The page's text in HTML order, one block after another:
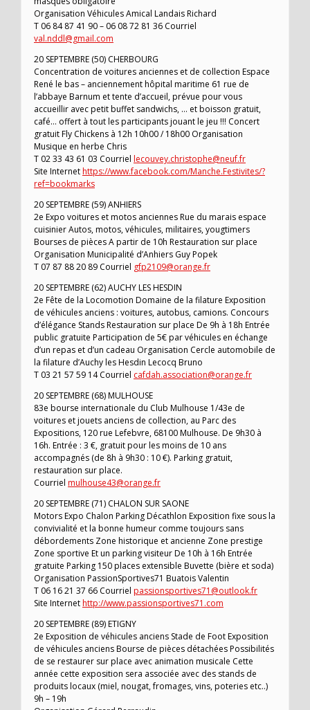
Organisation Véhicules Amical Landais Richard
T 06 84 87 41 90 – 06 08 72 81 36 Courriel
val.nddl@gmail.com
20 SEPTEMBRE (50) CHERBOURG
Concentration de voitures anciennes et de collection Espace
René le bas – anciennement hôpital maritime 61 rue de
l’abbaye Barnum et tente d’accueil, prévue pour vous
accueillir avec petit buffet sandwichs, … et boisson gratuit,
café… offert à tout les participants jouant le jeu !!! Concert
gratuit Fly Chickens à 12h 10h00 / 18h00 Organisation
Musique en herbe Chris
T 02 33 43 61 03 Courriel lecouvey.christophe@neuf.fr
Site Internethttps://www.facebook.com/Manche.Festivites/?
ref=bookmarks
20 SEPTEMBRE (59) ANHIERS
2e Expo voitures et motos anciennes Rue du marais espace
cuisinier Autos, motos, véhicules, militaires, yougtimers
Bourses de pièces A partir de 10h Restauration sur place
Organisation Municipalité d’Anhiers Guy Popek
T 07 87 88 20 89 Courriel gfp2109@orange.fr
20 SEPTEMBRE (62) AUCHY LES HESDIN
2e Fête de la Locomotion Domaine de la filature Exposition
de véhicules anciens : voitures, autobus, camions. Concours
d’élégance Stands Restauration sur place De 9h à 18h Entrée
public gratuite Participation de 5€ par véhicules en échange
d’un repas et d’un cadeau Organisation Cercle automobile de
la filature d’Auchy les Hesdin Lecocq Bruno
T 03 21 57 59 14 Courriel cafdah.association@orange.fr
20 SEPTEMBRE (68) MULHOUSE
83e bourse internationale du Club Mulhouse 1/43e de
voitures et jouets anciens de collection, au Parc des
Expositions, 120 rue Lefebvre, 68100 Mulhouse. De 9h30 à
16h. Entrée : 3 €, gratuit pour les moins de 10 ans
accompagnés (de 8h à 9h30 : 10 €). Parking gratuit,
restauration sur place.
Courriel mulhouse43@orange.fr
20 SEPTEMBRE (71) CHALON SUR SAONE
Motors Expo Chalon Parking Décathlon Exposition fixe sous la
convivialité et la bonne humeur comme toujours sans
débordements Zone historique et ancienne Zone prestige
Zone sportive Et un parking visiteur De 10h à 16h Entrée
gratuite Parking 150 places extensible Buvette (bière et soda)
Organisation PassionSportives71 Buatois Valentin
T 06 16 21 37 66 Courriel passionsportives71@outlook.fr
Site Internethttp://www.passionsportives71.com
20 SEPTEMBRE (89) ETIGNY
2e Exposition de véhicules anciens Stade de Foot Exposition
de véhicules anciens Bourse de pièces détachées Possibilités
de se restaurer sur place avec animation musicale Cette
année cette exposition sera associée avec des stands de
produits locaux (miel, nougat, fromages, vins, poteries etc..)
9h – 19h